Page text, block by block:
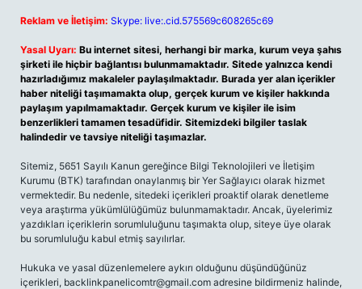
Reklam ve İletişim: Skype: live:.cid.575569c608265c69
Yasal Uyarı: Bu internet sitesi, herhangi bir marka, kurum veya şahıs
şirketi ile hiçbir bağlantısı bulunmamaktadır. Sitede yalnızca kendi
hazırladığımız makaleler paylaşılmaktadır. Burada yer alan içerikler
haber niteliği taşımamakta olup, gerçek kurum ve kişiler hakkında
paylaşım yapılmamaktadır. Gerçek kurum ve kişiler ile isim
benzerlikleri tamamen tesadüfidir. Sitemizdeki bilgiler taslak
halindedir ve tavsiye niteliği taşımazlar.
Sitemiz, 5651 Sayılı Kanun gereğince Bilgi Teknolojileri ve İletişim
Kurumu (BTK) tarafından onaylanmış bir Yer Sağlayıcı olarak hizmet
vermektedir. Bu nedenle, sitedeki içerikleri proaktif olarak denetleme
veya araştırma yükümlülüğümüz bulunmamaktadır. Ancak, üyelerimiz
yazdıkları içeriklerin sorumluluğunu taşımakta olup, siteye üye olarak
bu sorumluluğu kabul etmiş sayılırlar.
Hukuka ve yasal düzenlemelere aykırı olduğunu düşündüğünüz
içerikleri, backlinkpanelicomtr@gmail.com adresine bildirmeniz halinde,